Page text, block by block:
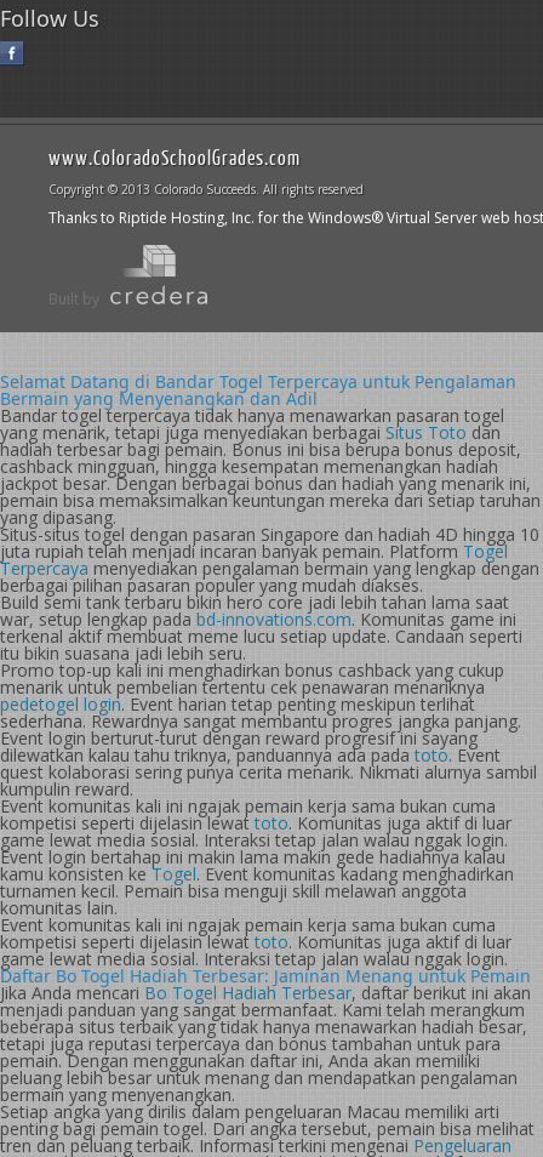
Follow Us
www.ColoradoSchoolGrades.com
Copyright © 2013 Colorado Succeeds. All rights reserved
Thanks to Riptide Hosting, Inc. for the Windows® Virtual Server web
Built by
Selamat Datang di Bandar Togel Terpercaya untuk Pengalaman
Bermain yang Menyenangkan dan Adil
Bandar togel terpercaya tidak hanya menawarkan pasaran togel
yang menarik, tetapi juga menyediakan berbagai Situs Toto dan
hadiah terbesar bagi pemain. Bonus ini bisa berupa bonus deposit,
cashback mingguan, hingga kesempatan memenangkan hadiah
jackpot besar. Dengan berbagai bonus dan hadiah yang menarik ini,
pemain bisa memaksimalkan keuntungan mereka dari setiap taruhan
yang dipasang.
Situs-situs togel dengan pasaran Singapore dan hadiah 4D hingga 10
juta rupiah telah menjadi incaran banyak pemain. Platform Togel
Terpercaya menyediakan pengalaman bermain yang lengkap dengan
berbagai pilihan pasaran populer yang mudah diakses.
Build semi tank terbaru bikin hero core jadi lebih tahan lama saat
war, setup lengkap pada bd-innovations.com. Komunitas game ini
terkenal aktif membuat meme lucu setiap update. Candaan seperti
itu bikin suasana jadi lebih seru.
Promo top-up kali ini menghadirkan bonus cashback yang cukup
menarik untuk pembelian tertentu cek penawaran menariknya
pedetogel login. Event harian tetap penting meskipun terlihat
sederhana. Rewardnya sangat membantu progres jangka panjang.
Event login berturut-turut dengan reward progresif ini sayang
dilewatkan kalau tahu triknya, panduannya ada padatoto. Event
quest kolaborasi sering punya cerita menarik. Nikmati alurnya sambil
kumpulin reward.
Event komunitas kali ini ngajak pemain kerja sama bukan cuma
kompetisi seperti dijelasin lewattoto. Komunitas juga aktif di luar
game lewat media sosial. Interaksi tetap jalan walau nggak login.
Event login bertahap ini makin lama makin gede hadiahnya kalau
kamu konsisten ke Togel. Event komunitas kadang menghadirkan
turnamen kecil. Pemain bisa menguji skill melawan anggota
komunitas lain.
Event komunitas kali ini ngajak pemain kerja sama bukan cuma
kompetisi seperti dijelasin lewattoto. Komunitas juga aktif di luar
game lewat media sosial. Interaksi tetap jalan walau nggak login.
Daftar Bo Togel Hadiah Terbesar: Jaminan Menang untuk Pemain
Jika Anda mencari Bo Togel Hadiah Terbesar, daftar berikut ini akan
menjadi panduan yang sangat bermanfaat. Kami telah merangkum
beberapa situs terbaik yang tidak hanya menawarkan hadiah besar,
tetapi juga reputasi terpercaya dan bonus tambahan untuk para
pemain. Dengan menggunakan daftar ini, Anda akan memiliki
peluang lebih besar untuk menang dan mendapatkan pengalaman
bermain yang menyenangkan.
Setiap angka yang dirilis dalam pengeluaran Macau memiliki arti
penting bagi pemain togel. Dari angka tersebut, pemain bisa melihat
tren dan peluang terbaik. Informasi terkini mengenai Pengeluaran